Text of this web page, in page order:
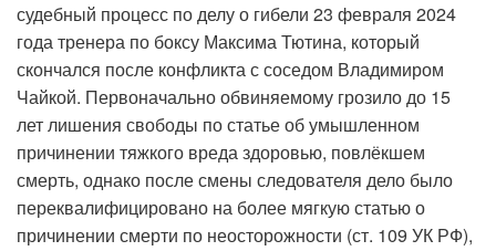
судебный процесс по делу о гибели 23 февраля 2024
года тренера по боксу Максима Тютина, который
скончался после конфликта с соседом Владимиром
Чайкой. Первоначально обвиняемому грозило до 15
лет лишения свободы по статье об умышленном
причинении тяжкого вреда здоровью, повлёкшем
смерть, однако после смены следователя дело было
переквалифицировано на более мягкую статью о
причинении смерти по неосторожности (ст. 109 УК РФ),